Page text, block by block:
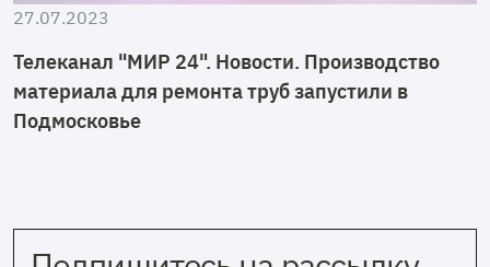
27.07.2023
Телеканал "МИР 24". Новости. Производство
материала для ремонта труб запустили в
Подмосковье